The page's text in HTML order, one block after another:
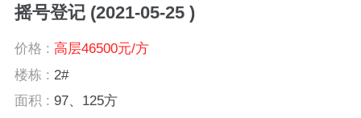
摇号登记 (2021-05-25 )
价格 : 高层46500元/方
楼栋 : 2#
面积 : 97、125方